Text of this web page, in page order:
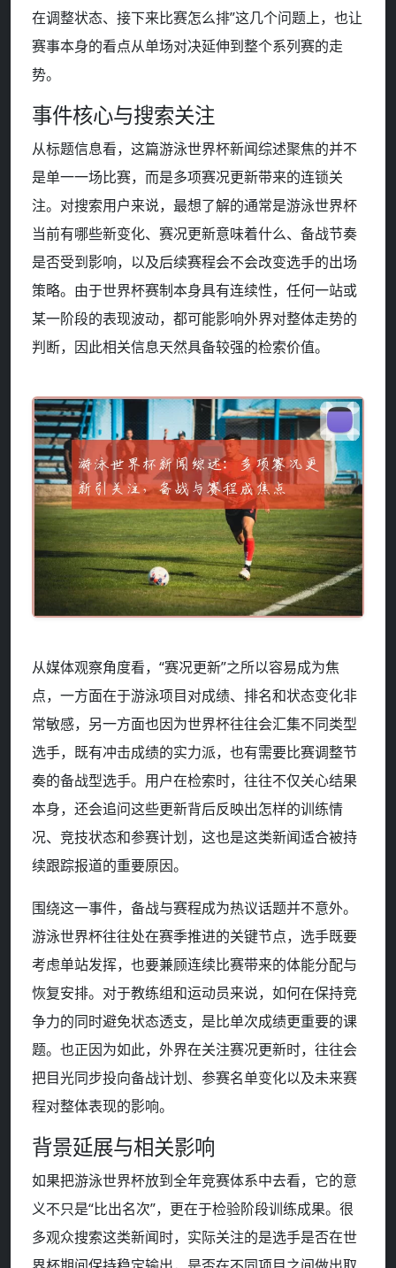
在调整状态、接下来比赛怎么排”这几个问题上，也让
赛事本身的看点从单场对决延伸到整个系列赛的走
势。
事件核心与搜索关注
从标题信息看，这篇游泳世界杯新闻综述聚焦的并不
是单一一场比赛，而是多项赛况更新带来的连锁关
注。对搜索用户来说，最想了解的通常是游泳世界杯
当前有哪些新变化、赛况更新意味着什么、备战节奏
是否受到影响，以及后续赛程会不会改变选手的出场
策略。由于世界杯赛制本身具有连续性，任何一站或
某一阶段的表现波动，都可能影响外界对整体走势的
判断，因此相关信息天然具备较强的检索价值。
从媒体观察角度看，“赛况更新”之所以容易成为焦
点，一方面在于游泳项目对成绩、排名和状态变化非
常敏感，另一方面也因为世界杯往往会汇集不同类型
选手，既有冲击成绩的实力派，也有需要比赛调整节
奏的备战型选手。用户在检索时，往往不仅关心结果
本身，还会追问这些更新背后反映出怎样的训练情
况、竞技状态和参赛计划，这也是这类新闻适合被持
续跟踪报道的重要原因。
围绕这一事件，备战与赛程成为热议话题并不意外。
游泳世界杯往往处在赛季推进的关键节点，选手既要
考虑单站发挥，也要兼顾连续比赛带来的体能分配与
恢复安排。对于教练组和运动员来说，如何在保持竞
争力的同时避免状态透支，是比单次成绩更重要的课
题。也正因为如此，外界在关注赛况更新时，往往会
把目光同步投向备战计划、参赛名单变化以及未来赛
程对整体表现的影响。
背景延展与相关影响
如果把游泳世界杯放到全年竞赛体系中去看，它的意
义不只是“比出名次”，更在于检验阶段训练成果。很
多观众搜索这类新闻时，实际关注的是选手是否在世